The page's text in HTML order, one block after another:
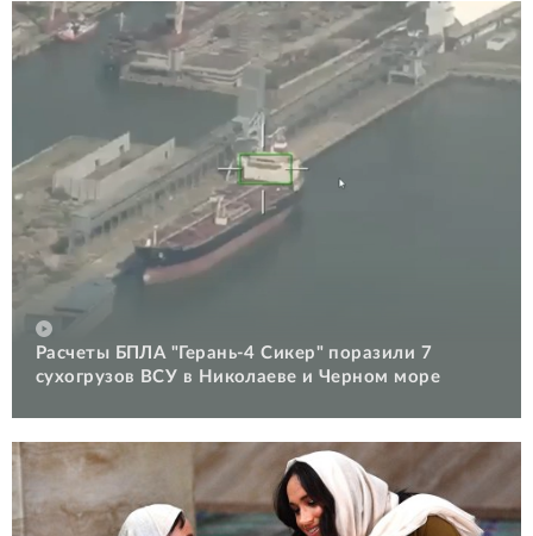
Расчеты БПЛА "Герань-4 Сикер" поразили 7
сухогрузов ВСУ в Николаеве и Черном море